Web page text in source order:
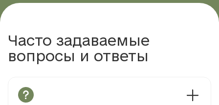
Часто задаваемые
вопросы и ответы